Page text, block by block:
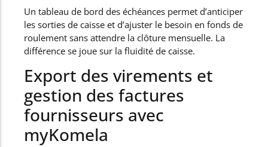
Un tableau de bord des échéances permet d’anticiper
les sorties de caisse et d’ajuster le besoin en fonds de
roulement sans attendre la clôture mensuelle. La
différence se joue sur la fluidité de caisse.
Export des virements et
gestion des factures
fournisseurs avec
myKomela